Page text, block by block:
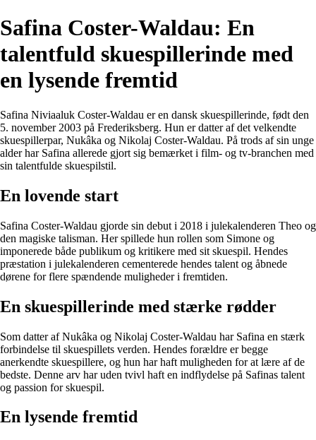
Safina Coster-Waldau: En
talentfuld skuespillerinde med
en lysende fremtid
Safina Niviaaluk Coster-Waldau er en dansk skuespillerinde, født den
5. november 2003 på Frederiksberg. Hun er datter af det velkendte
skuespillerpar, Nukâka og Nikolaj Coster-Waldau. På trods af sin unge
alder har Safina allerede gjort sig bemærket i film- og tv-branchen med
sin talentfulde skuespilstil.
En lovende start
Safina Coster-Waldau gjorde sin debut i 2018 i julekalenderen Theo og
den magiske talisman. Her spillede hun rollen som Simone og
imponerede både publikum og kritikere med sit skuespil. Hendes
præstation i julekalenderen cementerede hendes talent og åbnede
dørene for flere spændende muligheder i fremtiden.
En skuespillerinde med stærke rødder
Som datter af Nukâka og Nikolaj Coster-Waldau har Safina en stærk
forbindelse til skuespillets verden. Hendes forældre er begge
anerkendte skuespillere, og hun har haft muligheden for at lære af de
bedste. Denne arv har uden tvivl haft en indflydelse på Safinas talent
og passion for skuespil.
En lysende fremtid